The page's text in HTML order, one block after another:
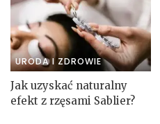
URODA I ZDROWIE
Jak uzyskać naturalny
efekt z rzęsami Sablier?